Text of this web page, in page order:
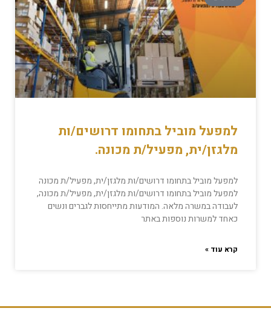
למפעל מוביל בתחומו דרושים/ות
מלגזן/ית, מפעיל/ת מכונה.
למפעל מוביל בתחומו דרושים/ות מלגזן/ית, מפעיל/ת מכונה
למפעל מוביל בתחומו דרושים/ות מלגזן/ית, מפעיל/ת מכונה,
לעבודה במשרה מלאה. המודעות מתייחסות לגברים ונשים
כאחד למשרות נוספות באתר
קרא עוד »